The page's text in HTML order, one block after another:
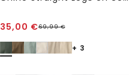
35,00 €69,99€
+ 3